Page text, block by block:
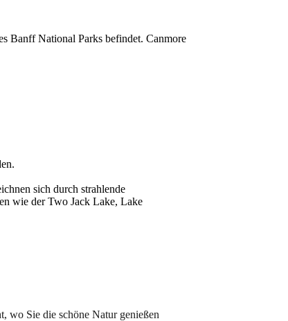
Banff National Parks befindet. Canmore
sich durch strahlende
wie der Two Jack Lake, Lake
wo Sie die schöne Natur genießen